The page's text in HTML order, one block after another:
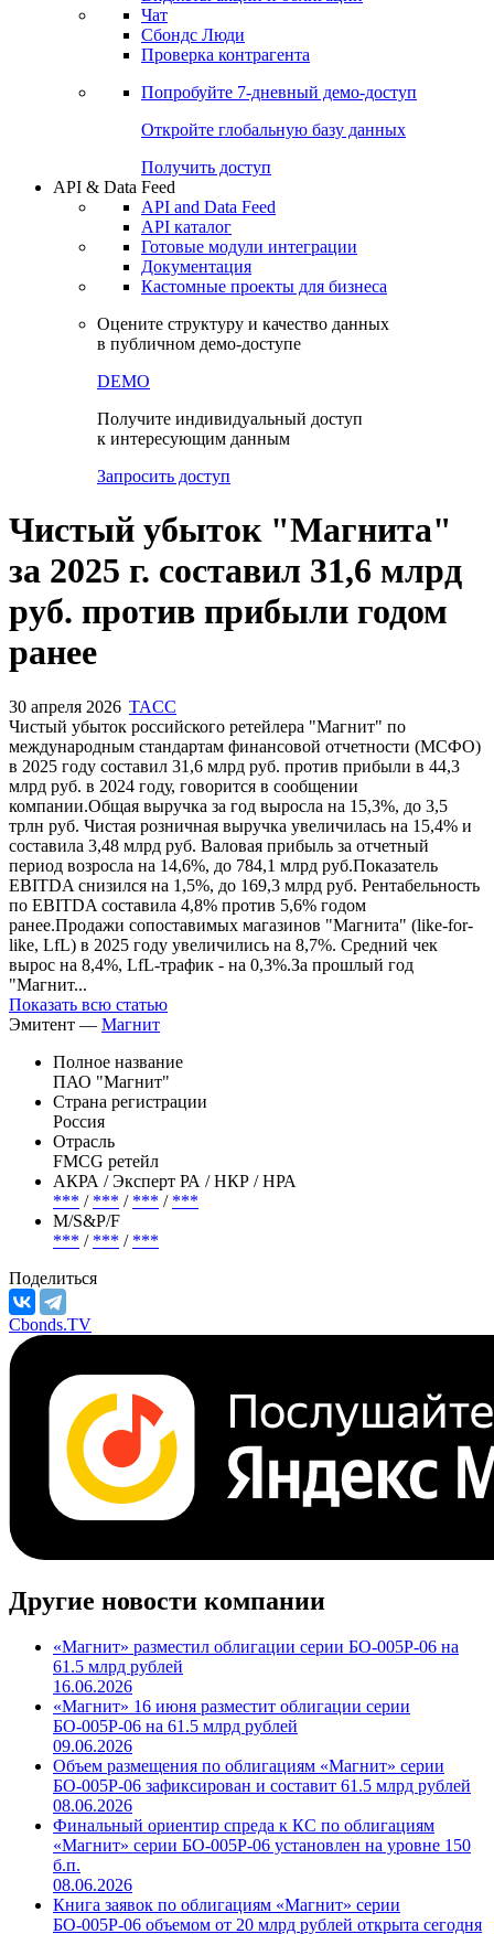
Чат
Сбондс Люди
Проверка контрагента
Попробуйте 7-дневный демо-доступ
Откройте глобальную базу данных
Получить доступ
API & Data Feed
API and Data Feed
API каталог
Готовые модули интеграции
Документация
Кастомные проекты для бизнеса
Оцените структуру и качество данных
в публичном демо-доступе
DEMO
Получите индивидуальный доступ
к интересующим данным
Запросить доступ
Чистый убыток "Магнита"
за 2025 г. составил 31,6 млрд
руб. против прибыли годом
ранее
30 апреля 2026 TACC
Чистый убыток российского ретейлера "Магнит" по
международным стандартам финансовой отчетности (МСФО)
в 2025 году составил 31,6 млрд руб. против прибыли в 44,3
млрд руб. в 2024 году, говорится в сообщении
компании.Общая выручка за год выросла на 15,3%, до 3,5
трлн руб. Чистая розничная выручка увеличилась на 15,4% и
составила 3,48 млрд руб. Валовая прибыль за отчетный
период возросла на 14,6%, до 784,1 млрд руб.Показатель
EBITDA снизился на 1,5%, до 169,3 млрд руб. Рентабельность
по EBITDA составила 4,8% против 5,6% годом
ранее.Продажи сопоставимых магазинов "Магнита" (like-for-
like, LfL) в 2025 году увеличились на 8,7%. Средний чек
вырос на 8,4%, LfL-трафик - на 0,3%.За прошлый год
"Магнит...
Показать всю статью
Эмитент — Магнит
Полное название
ПАО "Магнит"
Страна регистрации
Россия
Отрасль
FMCG ретейл
АКРА / Эксперт РА / НКР / НРА
*** / *** / *** / ***
М/S&P/F
*** / *** / ***
Поделиться
Cbonds.TV
Другие новости компании
«Магнит» разместил облигации серии БО-005Р-06 на
61.5 млрд рублей
16.06.2026
«Магнит» 16 июня разместит облигации серии
БО-005Р-06 на 61.5 млрд рублей
09.06.2026
Объем размещения по облигациям «Магнит» серии
БО-005Р-06 зафиксирован и составит 61.5 млрд рублей
08.06.2026
Финальный ориентир спреда к КС по облигациям
«Магнит» серии БО-005Р-06 установлен на уровне 150
б.п.
08.06.2026
Книга заявок по облигациям «Магнит» серии
БО-005Р-06 объемом от 20 млрд рублей открыта сегодня